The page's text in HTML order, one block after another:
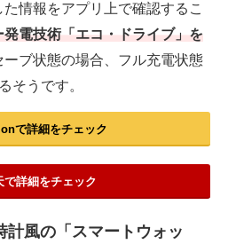
情報をアプリ上で確認するこ
発電技術「エコ・ドライブ」を
ーブ状態の場合、フル充電状態
そうです。
で詳細をチェック
で詳細をチェック
計風の「スマートウォッ